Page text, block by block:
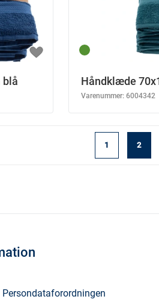
blå Håndklæde
Varenummer:6004342
1 2
Persondataforordningen